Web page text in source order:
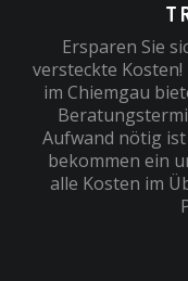
Ersparen Sie
versteckte
im Chiemgau
Aufwand nötig ist
bekommen ein
alle Kosten im